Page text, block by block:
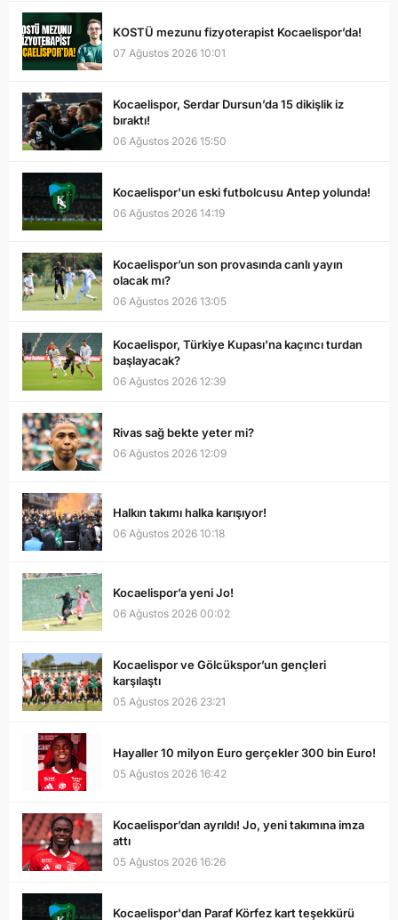
KOSTÜ mezunu fizyoterapist Kocaelispor’da!
07 Ağustos 2026 10:01
Kocaelispor, Serdar Dursun’da 15 dikişlik iz
bıraktı!
06 Ağustos 2026 15:50
Kocaelispor'un eski futbolcusu Antep yolunda!
06 Ağustos 2026 14:19
Kocaelispor’un son provasında canlı yayın
olacak mı?
06 Ağustos 2026 13:05
Kocaelispor, Türkiye Kupası'na kaçıncı turdan
başlayacak?
06 Ağustos 2026 12:39
Rivas sağ bekte yeter mi?
06 Ağustos 2026 12:09
Halkın takımı halka karışıyor!
06 Ağustos 2026 10:18
Kocaelispor’a yeni Jo!
06 Ağustos 2026 00:02
Kocaelispor ve Gölcükspor’un gençleri
karşılaştı
05 Ağustos 2026 23:21
Hayaller 10 milyon Euro gerçekler 300 bin Euro!
05 Ağustos 2026 16:42
Kocaelispor’dan ayrıldı! Jo, yeni takımına imza
attı
05 Ağustos 2026 16:26
Kocaelispor'dan Paraf Körfez kart teşekkürü